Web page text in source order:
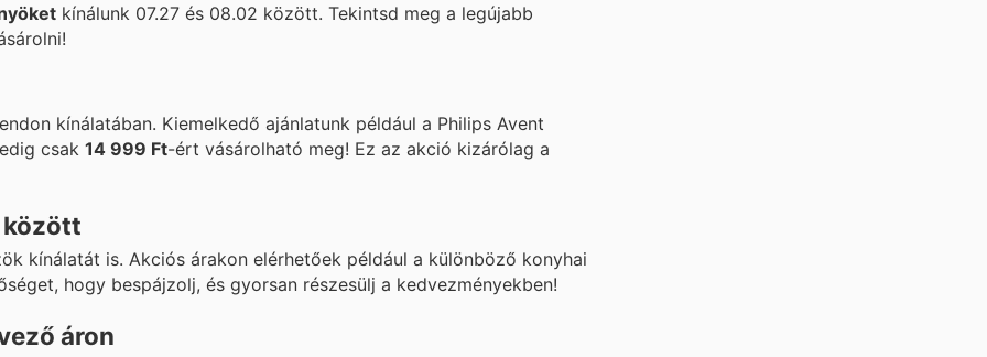
kínálunk 07.27 és 08.02 között. Tekintsd meg a legújabb
kínálatában. Kiemelkedő ajánlatunk például a Philips Avent
csak 14 999 Ft-ért vásárolható meg! Ez az akció kizárólag a
között
kínálatát is. Akciós árakon elérhetőek például a különböző konyhai
hogy bespájzolj, és gyorsan részesülj a kedvezményekben!
áron